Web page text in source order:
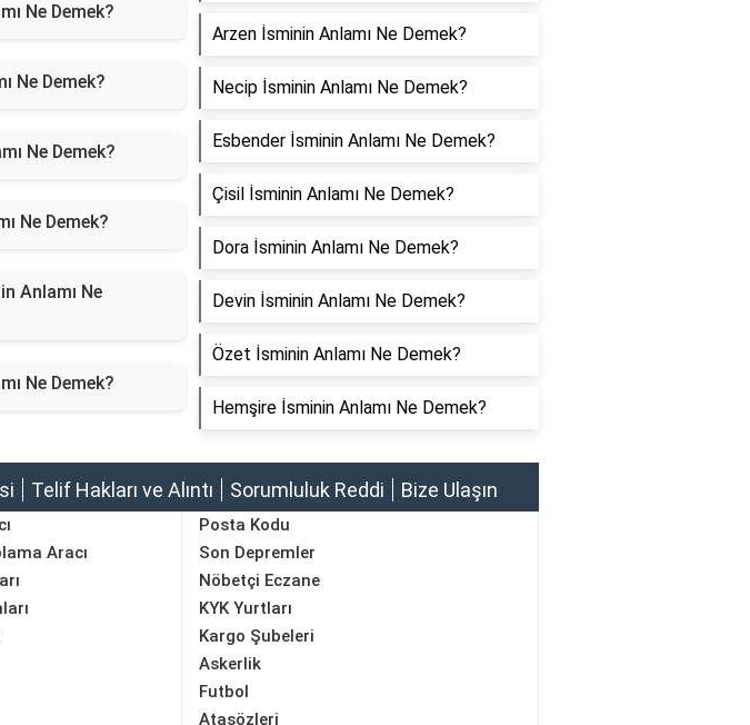
Ne Demek?
Ne Demek?
Ne Demek?
Ne Demek?
Anlamı Ne
Ne Demek?
Arzen İsminin Anlamı Ne Demek?
Necip İsminin Anlamı Ne Demek?
Esbender İsminin Anlamı Ne Demek?
Çisil İsminin Anlamı Ne Demek?
Dora İsminin Anlamı Ne Demek?
Devin İsminin Anlamı Ne Demek?
Özet İsminin Anlamı Ne Demek?
Hemşire İsminin Anlamı Ne Demek?
Telif Hakları ve Alıntı Sorumluluk Reddi Bize Ulaşın
Aracı
Posta Kodu
Son Depremler
Nöbetçi Eczane
KYK Yurtları
Kargo Şubeleri
Askerlik
Futbol
Atasözleri